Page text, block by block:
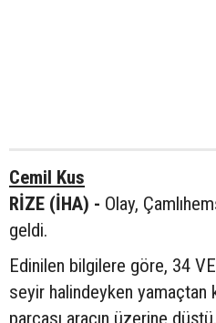
Cemil Kus
RİZE (İHA) - Olay,
geldi.
Edinilen bilgilere göre, 34
seyir halindeyken yamaçtan